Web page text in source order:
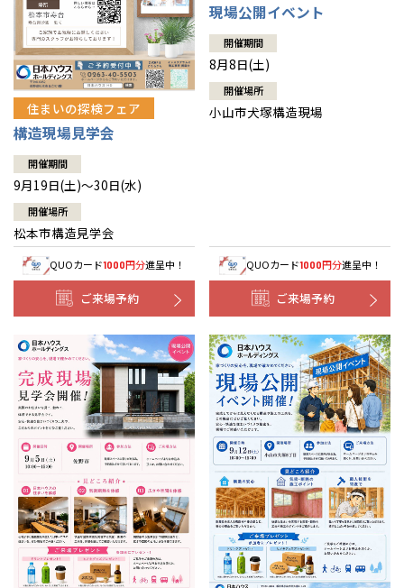
住まいの探検フェア
構造現場見学会
開催期間
9月19日(土)～30日(水)
開催場所
松本市構造見学会
QUOカード1000円分進呈中！
ご来場予約
現場公開イベント
開催期間
8月8日(土)
開催場所
小山市犬塚構造現場
QUOカード1000円分進呈中！
ご来場予約